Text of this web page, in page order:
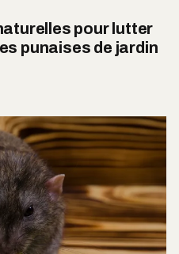
pour lutter
punaises de jardin